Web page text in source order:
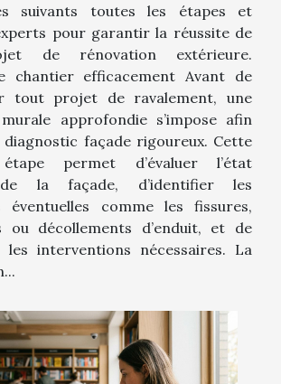
suivants toutes les étapes et
pour garantir la réussite de
de rénovation extérieure.
chantier efficacement Avant de
tout projet de ravalement, une
approfondie s’impose afin
diagnostic façade rigoureux. Cette
permet d’évaluer l’état
la façade, d’identifier les
éventuelles comme les fissures,
ou décollements d’enduit, et de
les interventions nécessaires. La